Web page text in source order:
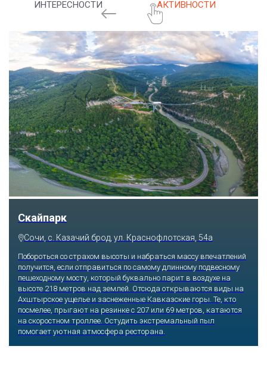
ИНТЕРЕСНОСТИ АКТИВНОСТИ
Скайпарк
Сочи, с. Казачий брод, ул. Краснофлотская, 54а
Побороться со страхом высоты и набраться массу впечатлений
получится, если отправиться по самому длинному подвесному
пешеходному мосту, который буквально парит в воздухе на
высоте 218 метров над землей. Отсюда открываются виды на
Ахштырское ущелье и заснеженные Кавказские горы. Те, кто
посмелее, прыгают на резинке с 207 или 69 метров, катаются
на скоростном троллее. Остудить экстремальный пыл
помогает уютная атмосфера ресторана.